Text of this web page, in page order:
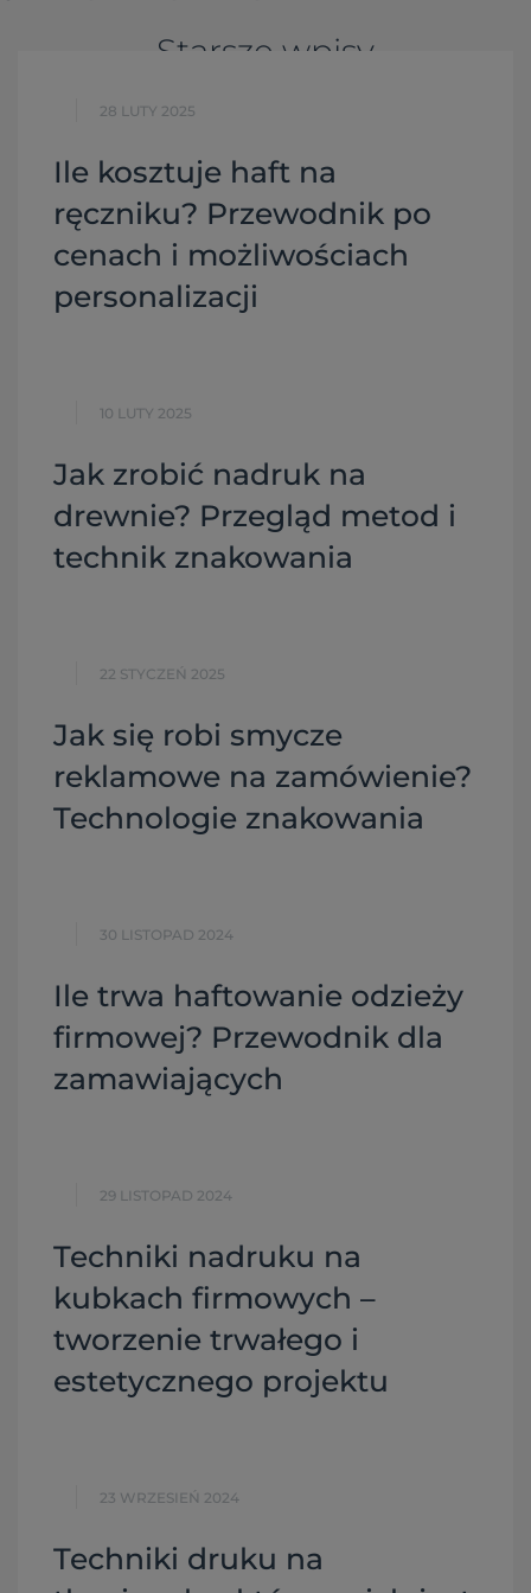
Starsze wpisy
28 LUTY 2025
Ile kosztuje haft na
ręczniku? Przewodnik po
cenach i możliwościach
personalizacji
10 LUTY 2025
Jak zrobić nadruk na
drewnie? Przegląd metod i
technik znakowania
22 STYCZEŃ 2025
Jak się robi smycze
reklamowe na zamówienie?
Technologie znakowania
30 LISTOPAD 2024
Ile trwa haftowanie odzieży
firmowej? Przewodnik dla
zamawiających
29 LISTOPAD 2024
Techniki nadruku na
kubkach firmowych –
tworzenie trwałego i
estetycznego projektu
23 WRZESIEŃ 2024
Techniki druku na